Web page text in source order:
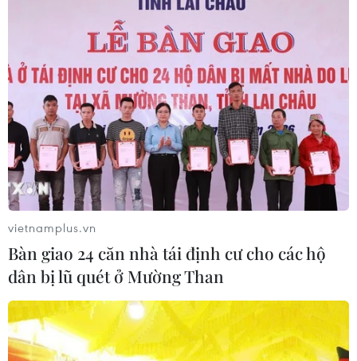
ASEAN Cup 2026: Việt Nam đứt
chuỗi toàn thắng, đối mặt áp lực
01/08/2026 02:37
Xem thêm
CƠ QUAN CHỦ QUẢN: THÔNG TẤN XÃ VIỆT NAM
Tổng Biên tập: TRẦN TIẾN DUẨN
vietnamplus.vn
Bàn giao 24 căn nhà tái định cư cho các hộ
dân bị lũ quét ở Mường Than